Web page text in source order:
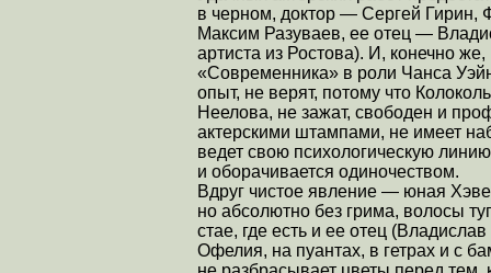
в черном, доктор — Сергей
Максим Разуваев, ее отец —
артиста из Ростова). И, конечно
«Современника» в роли Чанса
опыт, не верят, потому что
Неелова, не зажат, свободен и
актерскими штампами, не имеет
ведет свою психологическую
и оборачивается одиночеством.
Вдруг чистое явление — юная
но абсолютно без грима, волосы
стае, где есть и ее отец
Офелия, на пуантах, в гетрах и с